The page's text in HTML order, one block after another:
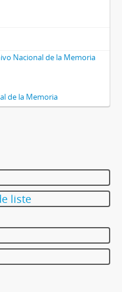
Nacional de la Memoria
de la Memoria
liste